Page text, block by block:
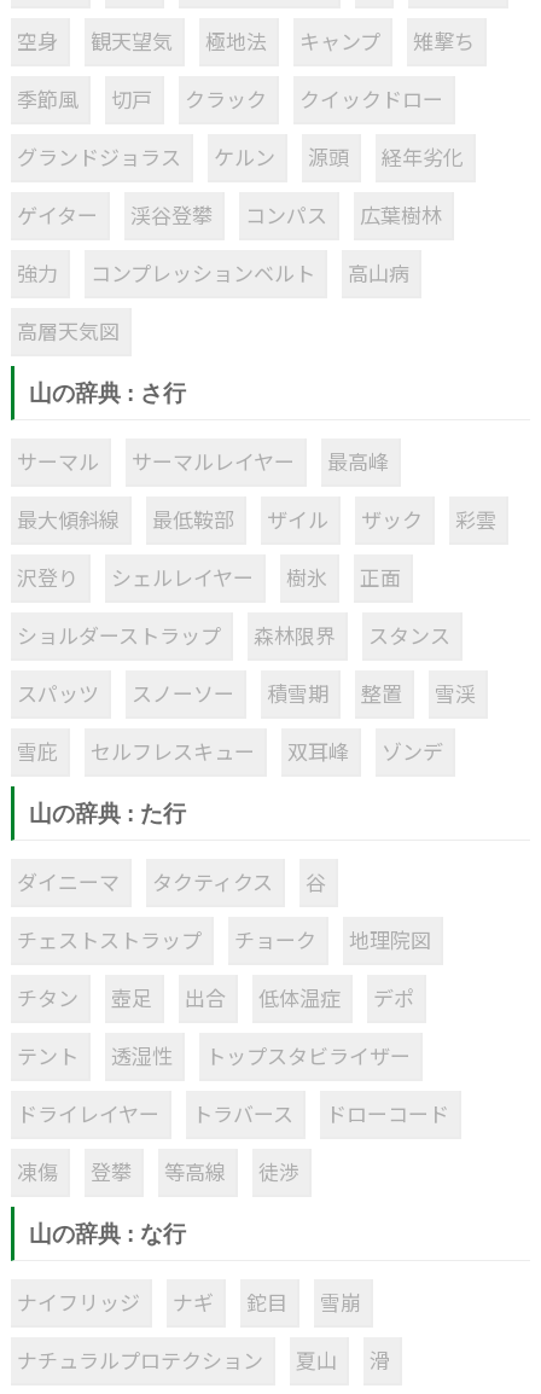
空身
観天望気 極地法 キャンプ
雉撃ち
季節風
切戸 クラック
クイックドロー
グランドジョラス
ケルン 源頭
経年劣化
ゲイター
渓谷登攀 コンパス
広葉樹林
強力
コンプレッションベルト
高山病
高層天気図
山の辞典 : さ行
サーマル サーマルレイヤー
最高峰
最大傾斜線
最低鞍部 ザイル ザック
彩雲
沢登り
シェルレイヤー 樹氷
正面
ショルダーストラップ
森林限界
スタンス
スパッツ
スノーソー 積雪期 整置
雪渓
雪庇
セルフレスキュー 双耳峰 ゾンデ
山の辞典 : た行
ダイニーマ タクティクス
谷
チェストストラップ
チョーク
地理院図
チタン
壺足 出合 低体温症
デポ
テント
透湿性
トップスタビライザー
ドライレイヤー
トラバース
ドローコード
凍傷
登攀 等高線 徒渉
山の辞典 : な行
ナイフリッジ ナギ 鉈目
雪崩
ナチュラルプロテクション
夏山 滑